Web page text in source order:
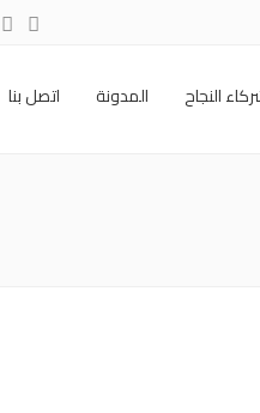
النجاح المدونة اتصل بنا